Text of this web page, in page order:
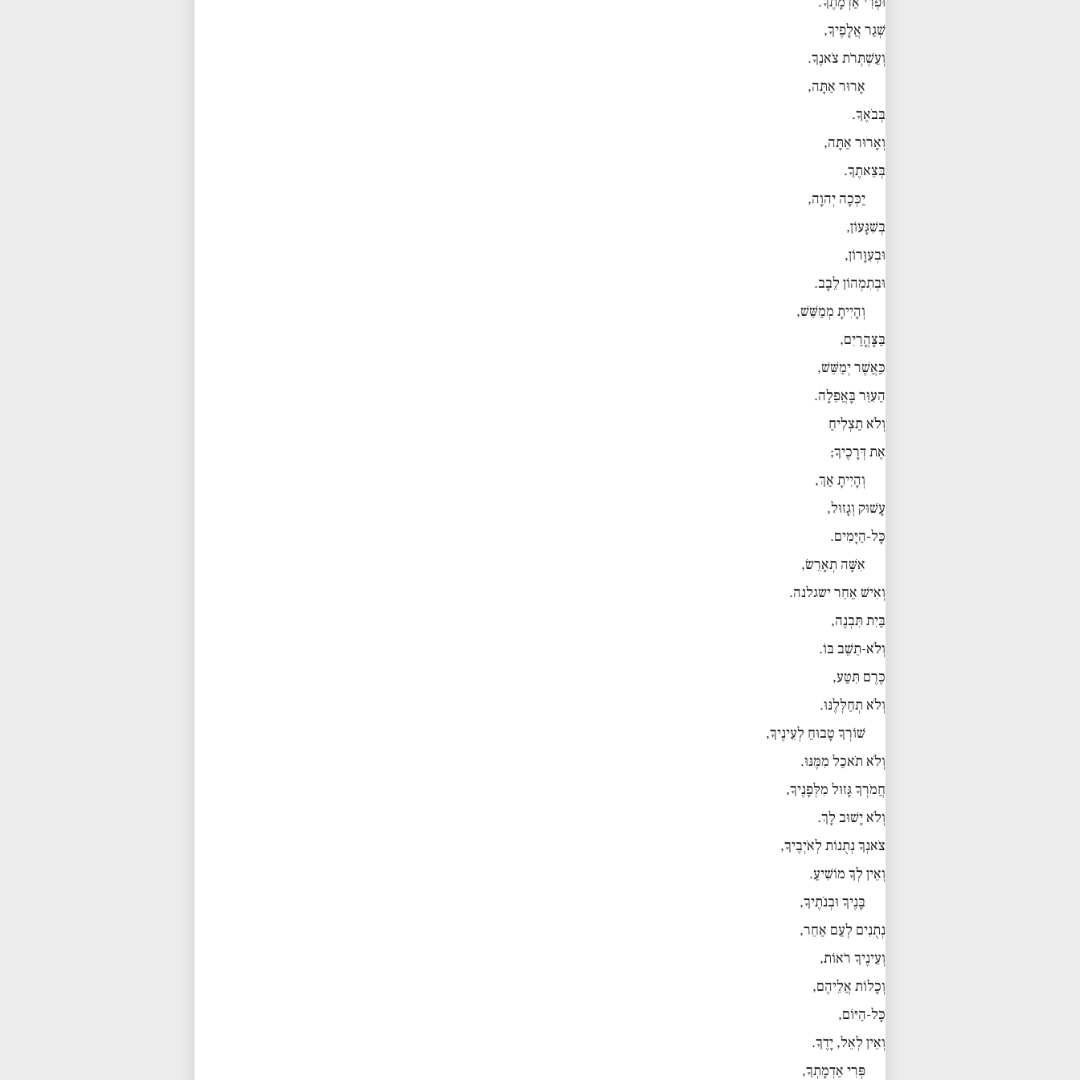
שְׁגַר אֲלָפֶיךָ,
וְעַשְׁתְּרֹת צֹאנֶךָ.
אָרוּר אַתָּה,
בְּבֹאֶךָ.
וְאָרוּר אַתָּה,
בְּצֵאתֶךָ.
יַכְּכָה יְהוָה,
בְּשִׁגָּעוֹן,
וּבְעִוָּרוֹן,
וּבְתִמְהוֹן לֵבָב.
וְהָיִיתָ מְמַשֵּׁשׁ,
בַּצָּהֳרַיִם,
כַּאֲשֶׁר יְמַשֵּׁשׁ,
הַעִוֵּר בָּאֲפֵלָה.
וְלֹא תַצְלִיחַ
אֶת דְּרָכֶיךָ;
וְהָיִיתָ אַךְ,
עָשׁוּק וְגָזוּל,
כָּל-הַיָּמִים.
אִשָּׁה תְאָרֵשׂ,
וְאִישׁ אַחֵר ישגלנה.
בַּיִת תִּבְנֶה,
וְלֹא-תֵשֵׁב בּוֹ.
כֶּרֶם תִּטַּע,
וְלֹא תְחַלְּלֶנּוּ.
שׁוֹרְךָ טָבוּחַ לְעֵינֶיךָ,
וְלֹא תֹאכַל מִמֶּנּוּ.
חֲמֹרְךָ גָּזוּל מִלְּפָנֶיךָ,
וְלֹא יָשׁוּב לָךְ.
צֹאנְךָ נְתֻנוֹת לְאֹיְבֶיךָ,
וְאֵין לְךָ מוֹשִׁיעַ.
בָּנֶיךָ וּבְנֹתֶיךָ,
נְתֻנִים לְעַם אַחֵר,
וְעֵינֶיךָ רֹאוֹת,
וְכָלוֹת אֲלֵיהֶם,
כָּל-הַיּוֹם,
וְאֵין לְאֵל, יָדֶךָ.
פְּרִי אַדְמָתְךָ,